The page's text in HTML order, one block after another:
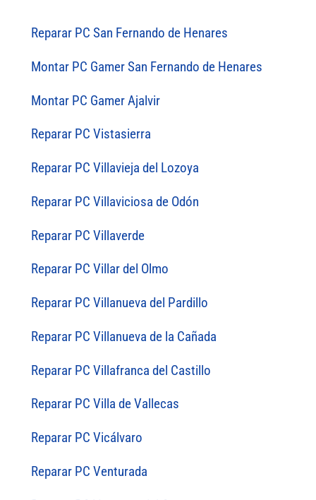
Reparar PC San Fernando de Henares
Montar PC Gamer San Fernando de Henares
Montar PC Gamer Ajalvir
Reparar PC Vistasierra
Reparar PC Villavieja del Lozoya
Reparar PC Villaviciosa de Odón
Reparar PC Villaverde
Reparar PC Villar del Olmo
Reparar PC Villanueva del Pardillo
Reparar PC Villanueva de la Cañada
Reparar PC Villafranca del Castillo
Reparar PC Villa de Vallecas
Reparar PC Vicálvaro
Reparar PC Venturada